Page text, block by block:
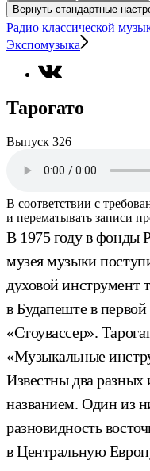
Вернуть стандартные
Радио классической
Экспомузыка
Тарогато
Выпуск 326
В соответствии с
и перематывать записи
В 1975 году в фонды
музея музыки
духовой инструмент
в Будапеште в
«Стоувассер».
«Музыкальные
Известны два разных
названием. Один из
разновидность
в Центральную